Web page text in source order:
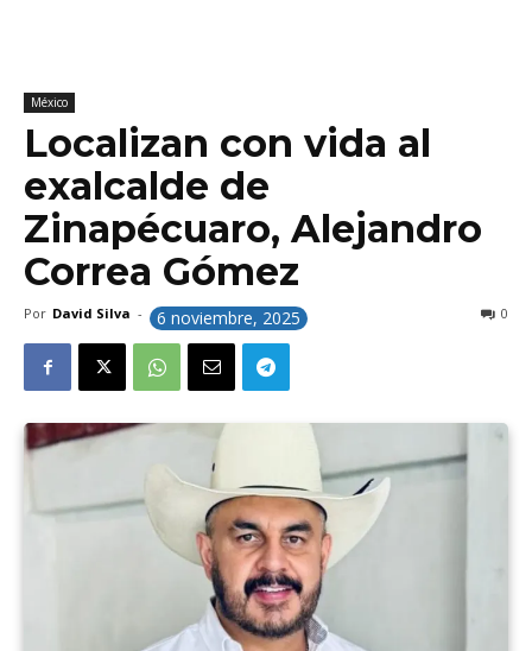
México
Localizan con vida al
exalcalde de
Zinapécuaro, Alejandro
Correa Gómez
Por David Silva - 6 noviembre, 2025 0